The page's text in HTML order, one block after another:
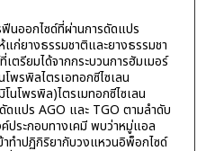
นออกไซด์ที่ผ่านการดัดแปร
แก่ยางธรรมชาติและยางธรรมชา
ตรียมได้จากกระบวนการฮัมเมอร์
พรพิลไตรเอทอกซีไซเลน
นโพรพิล)ไตรเมทอกซีไซเลน
ดแปร AGO และ TGO ตามลำดับ
ประกอบทางเคมี พบว่าหมู่แอล
าทำปฏิกิริยากับวงแหวนอิพ็อกไซด์